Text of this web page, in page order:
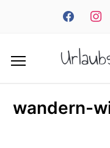
facebook
wandern-